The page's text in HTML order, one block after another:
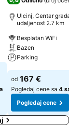
Ulcinj, Centar
udaljenost 2.7 km
Besplatan WiFi
Bazen
Parking
Pogledaj cene
od 167 €
Pogledaj cene sa 4
Pogledaj cene